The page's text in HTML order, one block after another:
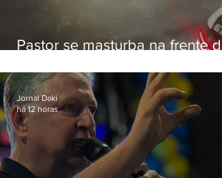
Pastor se masturba na frente de
Jornal Daki
há 12 horas